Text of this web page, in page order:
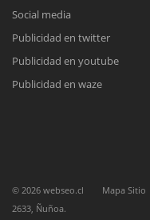
Nuestros ejecutivos le
Meet
Complete el
para enviarnos un
Social media
Publicidad en twitter
Publicidad en youtube
Publicidad en waze
© 2026 webseo.cl Mapa Sitio
2633, Ñuñoa.